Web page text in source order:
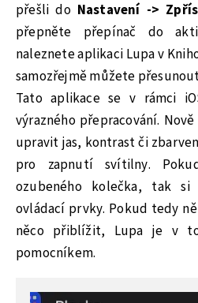
přešli do Nastavení ->
přepněte přepínač do
naleznete aplikaci Lupa v
samozřejmě můžete
Tato aplikace se v rámci
výrazného přepracování.
upravit jas, kontrast či
pro zapnutí svítilny.
ozubeného kolečka, tak
ovládací prvky. Pokud tedy
něco přiblížit, Lupa je v
pomocníkem.